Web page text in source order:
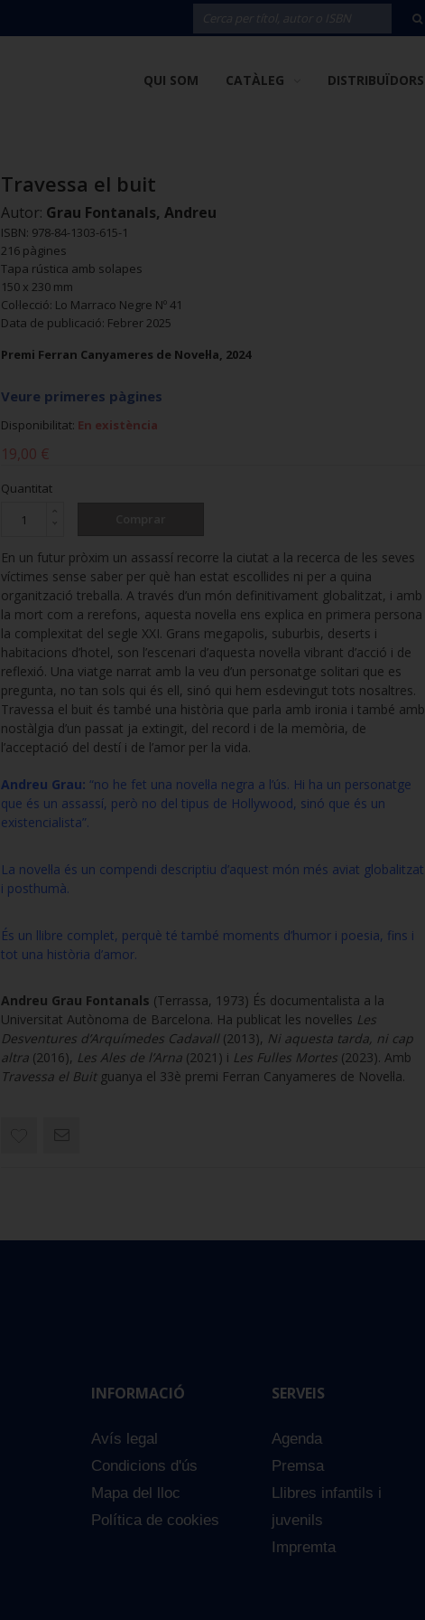
QUI SOM CATÀLEG DISTRIBUÏDORS
Travessa el buit
Autor: Grau Fontanals, Andreu
ISBN: 978-84-1303-615-1
216 pàgines
Tapa rústica amb solapes
150 x 230 mm
Col·lecció: Lo Marraco Negre Nº 41
Data de publicació: Febrer 2025
Premi Ferran Canyameres de Novel·la, 2024
Veure primeres pàgines
Disponibilitat: En existència
19,00 €
Quantitat
En un futur pròxim un assassí recorre la ciutat a la recerca de les seves
víctimes sense saber per què han estat escollides ni per a quina
organització treballa. A través d’un món definitivament globalitzat, i amb
la mort com a rerefons, aquesta novel·la ens explica en primera persona
la complexitat del segle XXI. Grans megapolis, suburbis, deserts i
habitacions d’hotel, son l’escenari d’aquesta novel·la vibrant d’acció i de
reflexió. Una viatge narrat amb la veu d’un personatge solitari que es
pregunta, no tan sols qui és ell, sinó qui hem esdevingut tots nosaltres.
Travessa el buit és també una història que parla amb ironia i també amb
nostàlgia d’un passat ja extingit, del record i de la memòria, de
l’acceptació del destí i de l’amor per la vida.
Andreu Grau: “no he fet una novel·la negra a l’ús. Hi ha un personatge
que és un assassí, però no del tipus de Hollywood, sinó que és un
existencialista”.
La novel·la és un compendi descriptiu d’aquest món més aviat globalitzat
i posthumà.
És un llibre complet, perquè té també moments d’humor i poesia, fins i
tot una història d’amor.
Andreu Grau Fontanals (Terrassa, 1973) És documentalista a la
Universitat Autònoma de Barcelona. Ha publicat les novel·les Les
Desventures d’Arquímedes Cadavall(2013), Ni aquesta tarda, ni cap
altra (2016), Les Ales de l’Arna (2021) i Les Fulles Mortes (2023). Amb
Travessa el Buit guanya el 33è premi Ferran Canyameres de Novel·la.
INFORMACIÓ
Avís legal
Condicions d'ús
Mapa del lloc
Política de cookies
SERVEIS
Agenda
Premsa
Llibres infantils i
juvenils
Impremta